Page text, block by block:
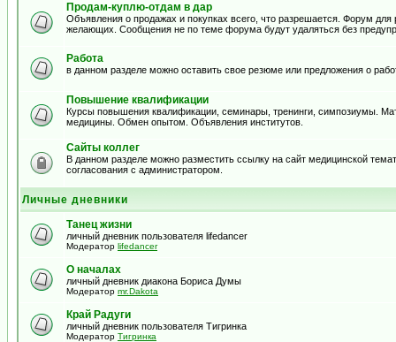
Продам-куплю-отдам в дар
Объявления о продажах и покупках всего, что разрешается. Форум
желающих. Сообщения не по теме форума будут удаляться без
Работа
в данном разделе можно оставить свое резюме или предложения о
Повышение квалификации
Курсы повышения квалификации, семинары, тренинги, симпозиумы.
медицины. Обмен опытом. Объявления институтов.
Сайты коллег
В данном разделе можно разместить ссылку на сайт медицинской
согласования с администратором.
Личные дневники
Танец жизни
личный дневник пользователя lifedancer
Модератор lifedancer
О началах
личный дневник диакона Бориса Думы
Модератор mr.Dakota
Край Радуги
личный дневник пользователя Тигринка
Модератор Тигринка